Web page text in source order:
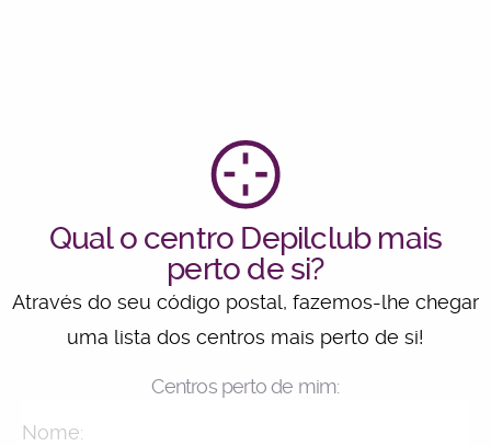
Qual o centro Depilclub mais
perto de si?
Através do seu código postal, fazemos-lhe chegar
uma lista dos centros mais perto de si!
Centros perto de mim: